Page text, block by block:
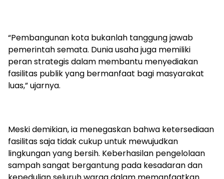
“Pembangunan kota bukanlah tanggung jawab
pemerintah semata. Dunia usaha juga memiliki
peran strategis dalam membantu menyediakan
fasilitas publik yang bermanfaat bagi masyarakat
luas,” ujarnya.
Meski demikian, ia menegaskan bahwa ketersediaan
fasilitas saja tidak cukup untuk mewujudkan
lingkungan yang bersih. Keberhasilan pengelolaan
sampah sangat bergantung pada kesadaran dan